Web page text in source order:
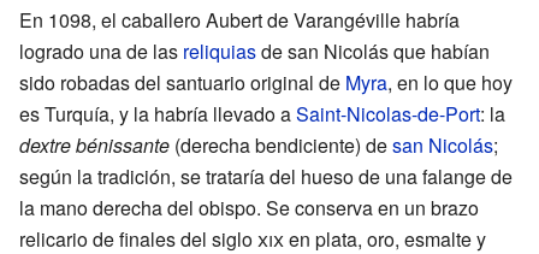
En 1098, el caballero Aubert de Varangéville habría
logrado una de las reliquiasde san Nicolás que habían
sido robadas del santuario original de Myra, en lo que hoy
es Turquía, y la habría llevado aSaint-Nicolas-de-Port: la
dextre bénissante (derecha bendiciente) desan Nicolás;
según la tradición, se trataría del hueso de una falange de
la mano derecha del obispo. Se conserva en un brazo
relicario de finales del sigloxixen plata, oro, esmalte y